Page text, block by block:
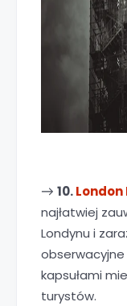
→ 10.London
najłatwiej
Londynu i
obserwacyjne
kapsułami
turystów.